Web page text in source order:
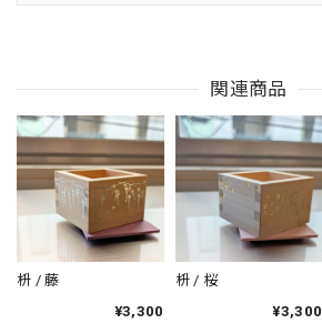
関連商品
枡 / 藤
¥3,300
枡 / 桜
¥3,300